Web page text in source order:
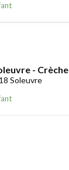
- Crèche
Soleuvre